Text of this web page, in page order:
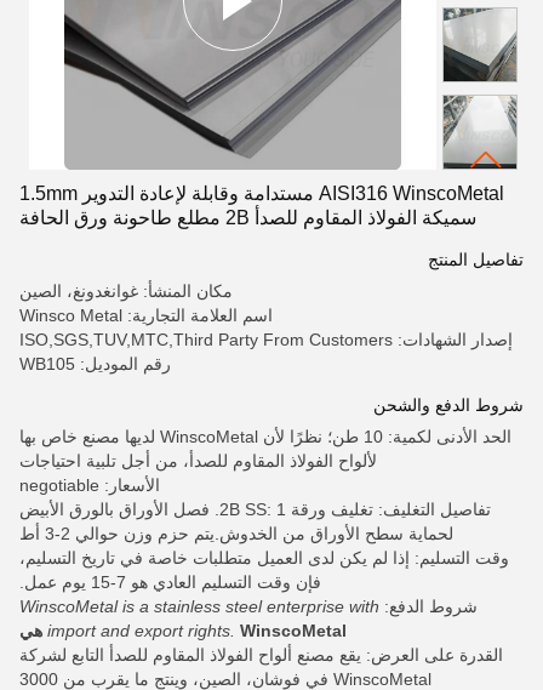
AISI316 WinscoMetal مستدامة وقابلة لإعادة التدوير 1.5mm
سميكة الفولاذ المقاوم للصدأ 2B مطلع طاحونة ورق الحافة
تفاصيل المنتج
مكان المنشأ: غوانغدونغ، الصين
اسم العلامة التجارية: Winsco Metal
إصدار الشهادات: ISO,SGS,TUV,MTC,Third Party From Customers
رقم الموديل: WB105
شروط الدفع والشحن
الحد الأدنى لكمية: 10 طن؛ نظرًا لأن WinscoMetal لديها مصنع خاص بها
لألواح الفولاذ المقاوم للصدأ، من أجل تلبية احتياجات
الأسعار: negotiable
تفاصيل التغليف: تغليف ورقة 2B SS: 1. فصل الأوراق بالورق الأبيض
لحماية سطح الأوراق من الخدوش.يتم حزم وزن حوالي 2-3 أط
وقت التسليم: إذا لم يكن لدى العميل متطلبات خاصة في تاريخ التسليم،
فإن وقت التسليم العادي هو 7-15 يوم عمل.
شروط الدفع: WinscoMetal is a stainless steel enterprise with
import and export rights. WinscoMetal هي
القدرة على العرض: يقع مصنع ألواح الفولاذ المقاوم للصدأ التابع لشركة
WinscoMetal في فوشان، الصين، وينتج ما يقرب من 3000